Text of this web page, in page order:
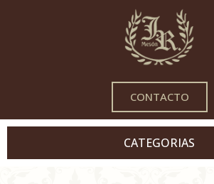
CONTACTO
CATEGORIAS